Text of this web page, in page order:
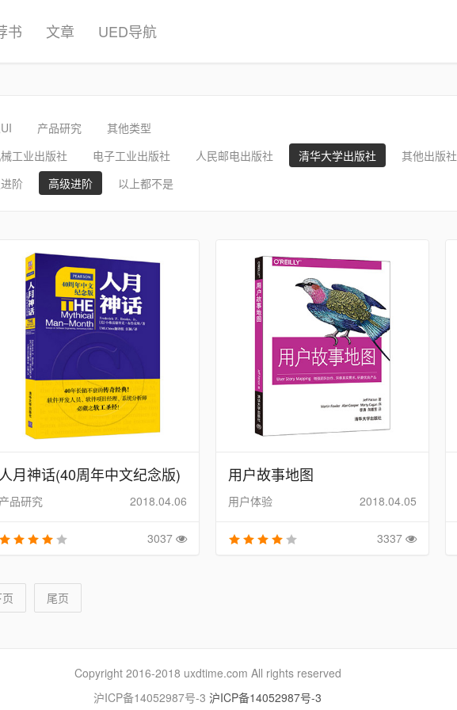
书 文章 UED导航
产品研究
其他类型
工业出版社 电子工业出版社 人民邮电出版社 清华大学出版社
其他出版社
阶 高级进阶 以上都不是
人月神话(40周年中文纪念版)
产品研究 2018.04.06
3037
用户故事地图
用户体验 2018.04.05
3337
尾页
Copyright 2016-2018 uxdtime.com All rights reserved
沪ICP备14052987号-3 沪ICP备14052987号-3